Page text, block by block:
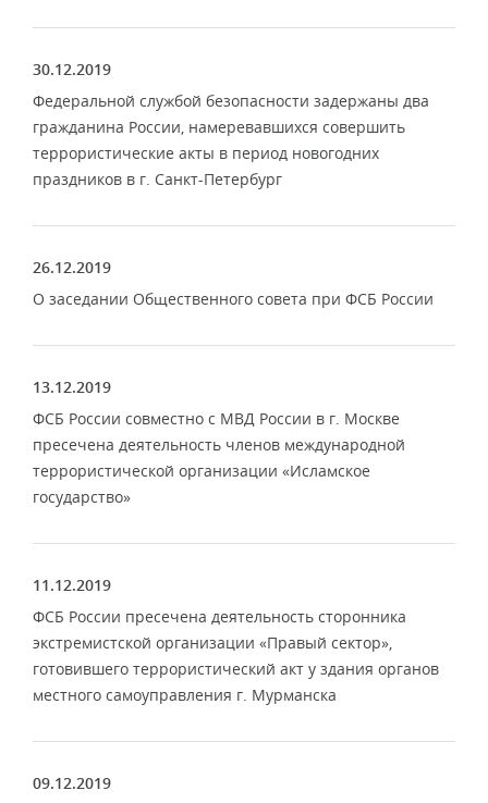
30.12.2019
Федеральной службой безопасности задержаны два
гражданина России, намеревавшихся совершить
террористические акты в период новогодних
праздников в г. Санкт-Петербург
26.12.2019
О заседании Общественного совета при ФСБ России
13.12.2019
ФСБ России совместно с МВД России в г. Москве
пресечена деятельность членов международной
террористической организации «Исламское
государство»
11.12.2019
ФСБ России пресечена деятельность сторонника
экстремистской организации «Правый сектор»,
готовившего террористический акт у здания органов
местного самоуправления г. Мурманска
09.12.2019